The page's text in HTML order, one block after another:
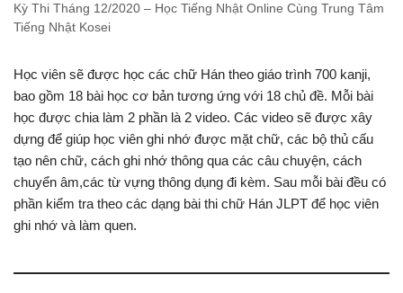
Kỳ Thi Tháng 12/2020 – Học Tiếng Nhật Online Cùng Trung Tâm
Tiếng Nhật Kosei
Học viên sẽ được học các chữ Hán theo giáo trình 700 kanji,
bao gồm 18 bài học cơ bản tương ứng với 18 chủ đề. Mỗi bài
học được chia làm 2 phần là 2 video. Các video sẽ được xây
dựng để giúp học viên ghi nhớ được mặt chữ, các bộ thủ cấu
tạo nên chữ, cách ghi nhớ thông qua các câu chuyện, cách
chuyển âm,các từ vựng thông dụng đi kèm. Sau mỗi bài đều có
phần kiểm tra theo các dạng bài thi chữ Hán JLPT để học viên
ghi nhớ và làm quen.